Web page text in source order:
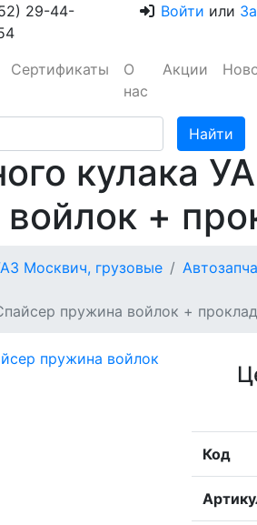
29-44-
Войти или
Сертификаты
О
нас
Акции
кулака
+
Москвич, грузовые
пружина войлок +
Код